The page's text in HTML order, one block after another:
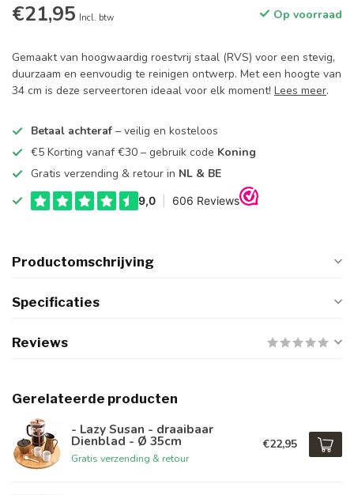
€21,95 Incl. btw Op voorraad
Gemaakt van hoogwaardig roestvrij staal (RVS) voor een stevig,
duurzaam en eenvoudig te reinigen ontwerp. Met een hoogte van
34 cm is deze serveertoren ideaal voor elk moment! Lees meer.
Betaal achteraf – veilig en kosteloos
€5 Korting vanaf €30 – gebruik code Koning
Gratis verzending & retour in NL & BE
Productomschrijving
Specificaties
Reviews
Gerelateerde producten
- Lazy Susan - draaibaar
Dienblad - Ø 35cm
Gratis verzending & retour
€22,95